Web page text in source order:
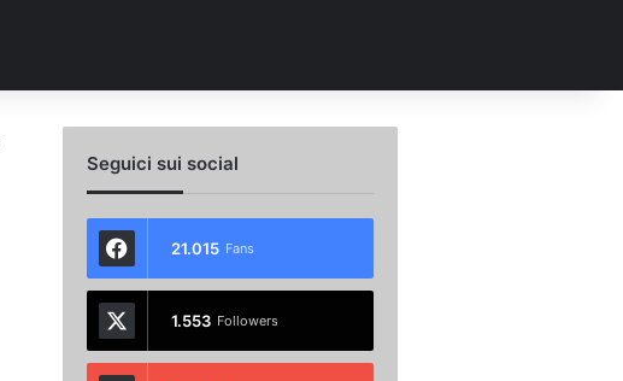
Seguici sui social
21.015 Fans
1.553 Followers